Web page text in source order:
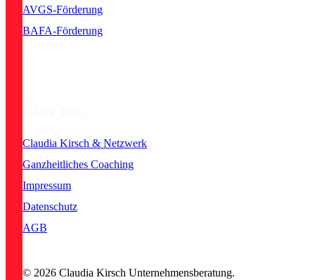
AVGS-Förderung
BAFA-Förderung
Claudia Kirsch & Netzwerk
Ganzheitliches Coaching
Impressum
Datenschutz
AGB
© 2026 Claudia Kirsch Unternehmensberatung.